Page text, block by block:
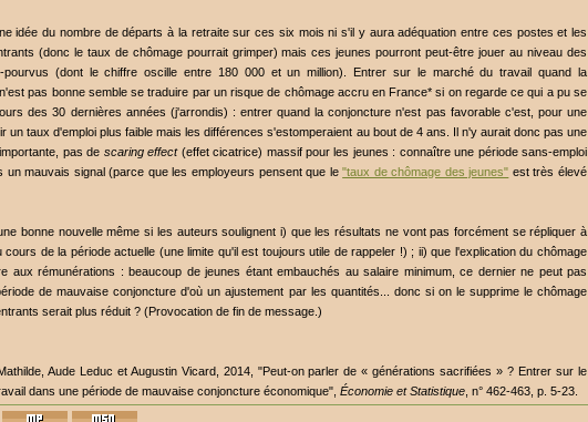
idée du nombre de départs à la retraite sur ces six mois ni s'il y aura adéquation entre ces postes et les
(donc le taux de chômage pourrait grimper) mais ces jeunes pourront peut-être jouer au niveau des
pourvus (dont le chiffre oscille entre 180 000 et un million). Entrer sur le marché du travail quand la
pas bonne semble se traduire par un risque de chômage accru en France* si on regarde ce qui a pu se
des 30 dernières années (j'arrondis) : entrer quand la conjoncture n'est pas favorable c'est, pour une
un taux d'emploi plus faible mais les différences s'estomperaient au bout de 4 ans. Il n'y aurait donc pas une
pas de scaring effect(effet cicatrice) massif pour les jeunes : connaître une période sans-emploi
un mauvais signal (parce que les employeurs pensent que le"taux de chômage des jeunes" est très élevé
bonne nouvelle même si les auteurs soulignent i) que les résultats ne vont pas forcément se répliquer à
cours de la période actuelle (une limite qu'il est toujours utile de rappeler !) ; ii) que l'explication du chômage
aux rémunérations : beaucoup de jeunes étant embauchés au salaire minimum, ce dernier ne peut pas
de mauvaise conjoncture d'où un ajustement par les quantités... donc si on le supprime le chômage
serait plus réduit ? (Provocation de fin de message.)
Aude Leduc et Augustin Vicard, 2014, "Peut-on parler de « générations sacrifiées » ? Entrer sur le
dans une période de mauvaise conjoncture économique", Économie et Statistique , n° 462-463, p. 5-23.